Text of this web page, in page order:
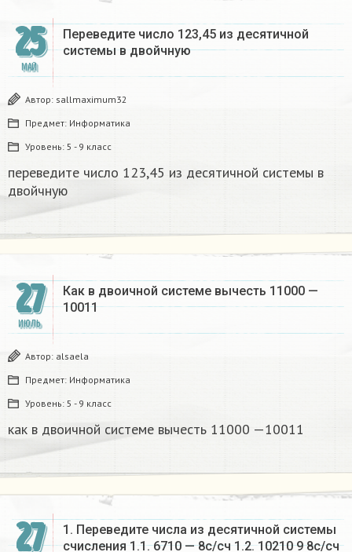
25
МАЙ
Переведите число 123,45 из десятичной
системы в двойчную
Автор: sallmaximum32
Предмет: Информатика
Уровень: 5 - 9 класс
переведите число 123,45 из десятичной системы в
двойчную
27
ИЮЛЬ
Как в двоичной системе вычесть 11000 —
10011
Автор: alsaela
Предмет: Информатика
Уровень: 5 - 9 класс
как в двоичной системе вычесть 11000 —10011
27
1. Переведите числа из десятичной системы
счисления 1.1. 6710 — 8c/сч 1.2. 10210 9 8c/сч